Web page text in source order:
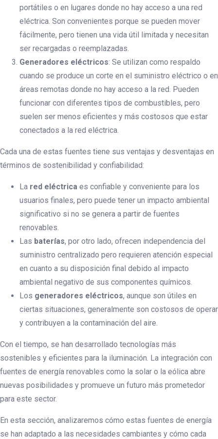
portátiles o en lugares donde no hay acceso a una red
eléctrica. Son convenientes porque se pueden mover
fácilmente, pero tienen una vida útil limitada y necesitan
ser recargadas o reemplazadas.
Generadores eléctricos: Se utilizan como respaldo
cuando se produce un corte en el suministro eléctrico o en
áreas remotas donde no hay acceso a la red. Pueden
funcionar con diferentes tipos de combustibles, pero
suelen ser menos eficientes y más costosos que estar
conectados a la red eléctrica.
Cada una de estas fuentes tiene sus ventajas y desventajas en
términos de sostenibilidad y confiabilidad:
La red eléctrica es confiable y conveniente para los
usuarios finales, pero puede tener un impacto ambiental
significativo si no se genera a partir de fuentes
renovables.
Las baterías, por otro lado, ofrecen independencia del
suministro centralizado pero requieren atención especial
en cuanto a su disposición final debido al impacto
ambiental negativo de sus componentes químicos.
Los generadores eléctricos, aunque son útiles en
ciertas situaciones, generalmente son costosos de operar
y contribuyen a la contaminación del aire.
Con el tiempo, se han desarrollado tecnologías más
sostenibles y eficientes para la iluminación. La integración con
fuentes de energía renovables como la solar o la eólica abre
nuevas posibilidades y promueve un futuro más prometedor
para este sector.
En esta sección, analizaremos cómo estas fuentes de energía
se han adaptado a las necesidades cambiantes y cómo cada